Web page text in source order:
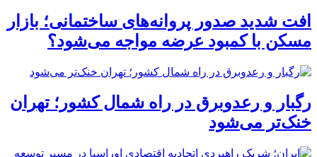
افت شدید صدور پروانه‌های ساختمانی؛ بازار
مسکن با کمبود عرضه مواجه می‌شود؟
رگبار و رعدوبرق در راه شمال کشور؛ تهران
خنک‌تر می‌شود